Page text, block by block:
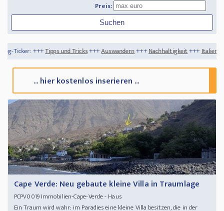
Preis:
und Tricks+++Auswandern+++Nachhaltigkeit+++Italien - die große Flut
... hier kostenlos inserieren ...
Cape Verde: Neu gebaute kleine Villa in Traumlage
PCPV0019Immobilien-Cape-Verde - Haus
Ein Traum wird wahr: im Paradies eine kleine Villa besitzen, die in der